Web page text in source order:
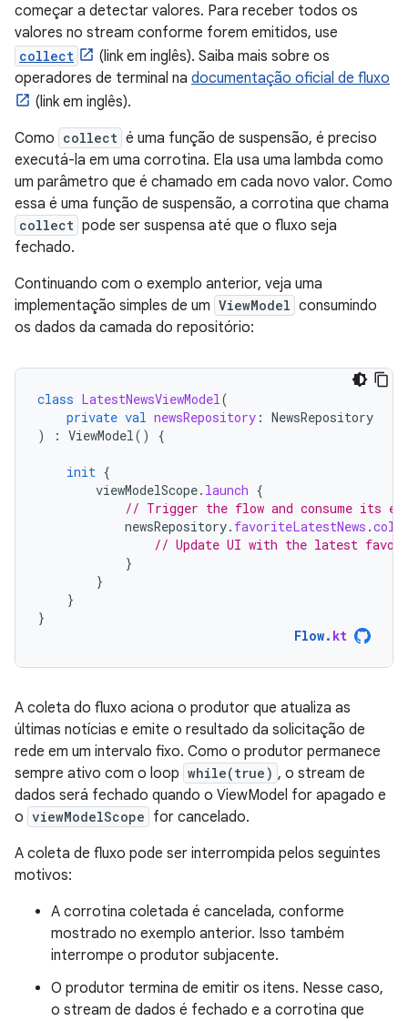
começar a detectar valores. Para receber todos os
valores no stream conforme forem emitidos, use
collect
(link em inglês). Saiba mais sobre os
operadores de terminal na documentação oficial de fluxo
(link em inglês).
Como collect é uma função de suspensão, é preciso
executá-la em uma corrotina. Ela usa uma lambda como
um parâmetro que é chamado em cada novo valor. Como
essa é uma função de suspensão, a corrotina que chama
collect pode ser suspensa até que o fluxo seja
fechado.
Continuando com o exemplo anterior, veja uma
implementação simples de um ViewModel consumindo
os dados da camada do repositório:
class LatestNewsViewModel(
private val newsRepository : NewsRepository
)
: ViewModel() {
init {
viewModelScope. launch {
// Trigger the flow and consume its
newsRepository. favoriteLatestNews .
// Update UI with the latest
}
}
}
}
Flow. kt
A coleta do fluxo aciona o produtor que atualiza as
últimas notícias e emite o resultado da solicitação de
rede em um intervalo fixo. Como o produtor permanece
sempre ativo com o loop while(true) , o stream de
dados será fechado quando o ViewModel for apagado e
o viewModelScope for cancelado.
A coleta de fluxo pode ser interrompida pelos seguintes
motivos:
A corrotina coletada é cancelada, conforme
mostrado no exemplo anterior. Isso também
interrompe o produtor subjacente.
O produtor termina de emitir os itens. Nesse caso,
o stream de dados é fechado e a corrotina que